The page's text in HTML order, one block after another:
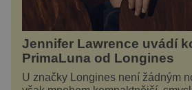
Jennifer Lawrence uvádí
PrimaLuna od Longines
U značky Longines není žádným